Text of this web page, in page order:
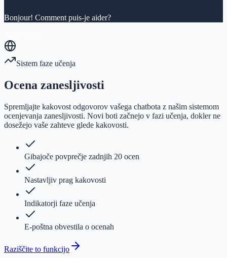
Bonjour! Comment puis-je aider?
Sistem faze učenja
Ocena zanesljivosti
Spremljajte kakovost odgovorov vašega chatbota z našim sistemom
ocenjevanja zanesljivosti. Novi boti začnejo v fazi učenja, dokler ne
dosežejo vaše zahteve glede kakovosti.
Gibajoče povprečje zadnjih 20 ocen
Nastavljiv prag kakovosti
Indikatorji faze učenja
E-poštna obvestila o ocenah
Raziščite to funkcijo